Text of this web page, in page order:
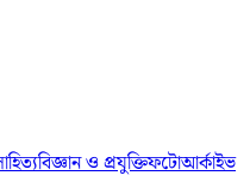
বিজ্ঞান ও প্রযুক্তিফটোআর্কাইভ